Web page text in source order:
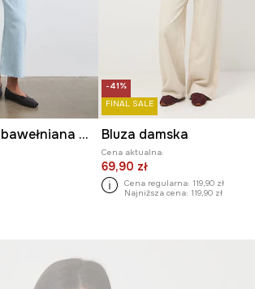
Bluza damska bawełniana gładka
-41%
FINAL SALE
Bluza damska
Cena aktualna:
69,90 zł
Cena regularna: 119,90 zł
Najniższa cena: 119,90 zł